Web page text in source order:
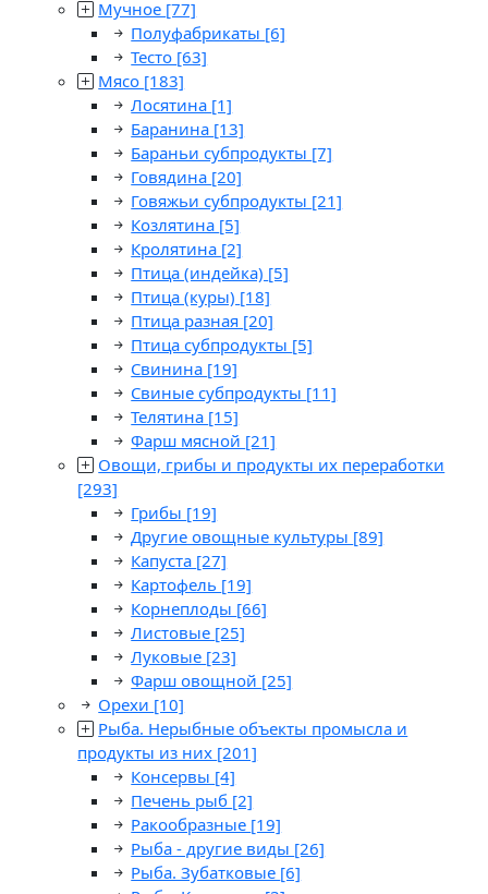
Мучное [77]
Полуфабрикаты [6]
Тесто [63]
Мясо [183]
Лосятина [1]
Баранина [13]
Бараньи субпродукты [7]
Говядина [20]
Говяжьи субпродукты [21]
Козлятина [5]
Кролятина [2]
Птица (индейка) [5]
Птица (куры) [18]
Птица разная [20]
Птица субпродукты [5]
Свинина [19]
Свиные субпродукты [11]
Телятина [15]
Фарш мясной [21]
Овощи, грибы и продукты их переработки
[293]
Грибы [19]
Другие овощные культуры [89]
Капуста [27]
Картофель [19]
Корнеплоды [66]
Листовые [25]
Луковые [23]
Фарш овощной [25]
Орехи [10]
Рыба. Нерыбные объекты промысла и
продукты из них [201]
Консервы [4]
Печень рыб [2]
Ракообразные [19]
Рыба - другие виды [26]
Рыба. Зубатковые [6]